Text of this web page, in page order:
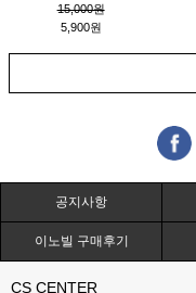
15,000원
5,900원
공지사항
이노빌 구매후기
CS CENTER